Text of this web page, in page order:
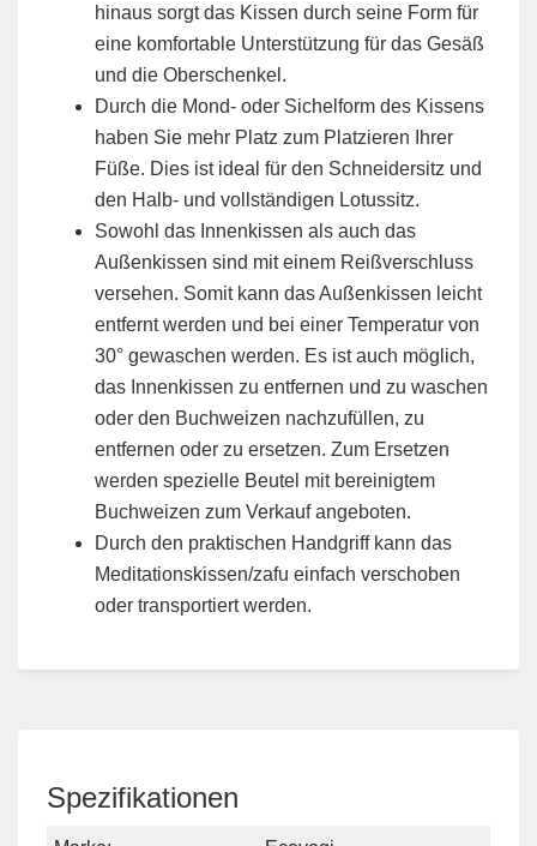
hinaus sorgt das Kissen durch seine Form für
eine komfortable Unterstützung für das Gesäß
und die Oberschenkel.
Durch die Mond- oder Sichelform des Kissens
haben Sie mehr Platz zum Platzieren Ihrer
Füße. Dies ist ideal für den Schneidersitz und
den Halb- und vollständigen Lotussitz.
Sowohl das Innenkissen als auch das
Außenkissen sind mit einem Reißverschluss
versehen. Somit kann das Außenkissen leicht
entfernt werden und bei einer Temperatur von
30° gewaschen werden. Es ist auch möglich,
das Innenkissen zu entfernen und zu waschen
oder den Buchweizen nachzufüllen, zu
entfernen oder zu ersetzen. Zum Ersetzen
werden spezielle Beutel mit bereinigtem
Buchweizen zum Verkauf angeboten.
Durch den praktischen Handgriff kann das
Meditationskissen/zafu einfach verschoben
oder transportiert werden.
Spezifikationen